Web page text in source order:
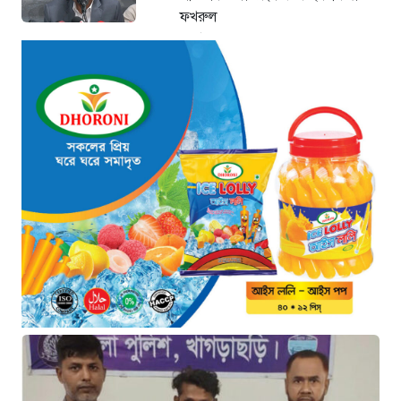
ফখরুল
১৫ ঘণ্টা আগে
থাইল্যান্ডে ভয়াবহ বন্দুক হামলা: দাদা-
দাদিসহ স্কুলে আরও ৭ জনকে হত্যা
১৫ ঘণ্টা আগে
সিলেটে দুই বাসের ভয়াবহ সংঘর্ষ: ঝরে
গেল ৮টি তাজা প্রাণ, হাসপাতালে ২৫
১৫ ঘণ্টা আগে
সিলিন্ডার লিকেজে ভয়াবহ অগ্নিকাণ্ড:
দগ্ধ ৩ জনের অবস্থা আশঙ্কাজনক
১৫ ঘণ্টা আগে
খুনির দোসর ও ফ্যাসিবাদের সহযোগী’,
সাকিবকে নিয়ে বিস্ফোরক আসিফ
আকবর
১ দিন আগে